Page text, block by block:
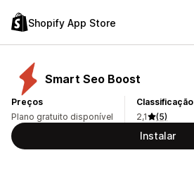
Shopify App Store
Smart Seo Boost
Preços
Plano gratuito disponível
Classificação
2,1
(5)
Instalar